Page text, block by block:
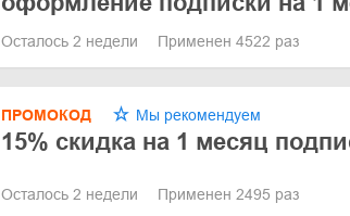
Осталось 2 недели Применен 4522 раз
ПРОМОКОД Мы рекомендуем
15% скидка на 1 месяц
Осталось 2 недели Применен 2495 раз